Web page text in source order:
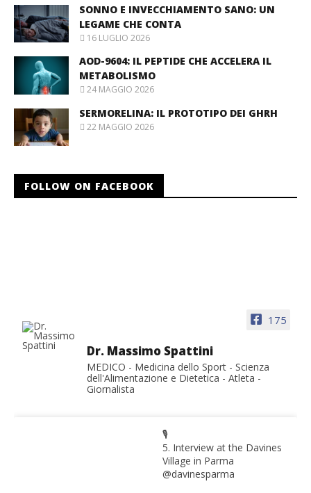
SONNO E INVECCHIAMENTO SANO: UN
LEGAME CHE CONTA
16 LUGLIO 2026
AOD-9604: IL PEPTIDE CHE ACCELERA IL
METABOLISMO
24 MAGGIO 2026
SERMORELINA: IL PROTOTIPO DEI GHRH
22 MAGGIO 2026
FOLLOW ON FACEBOOK
175
Dr. Massimo Spattini
MEDICO - Medicina dello Sport - Scienza
dell'Alimentazione e Dietetica - Atleta -
Giornalista
🎙️
5. Interview at the Davines
Village in Parma
@davinesparma